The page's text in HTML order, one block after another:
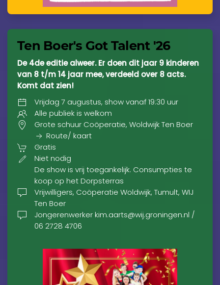
Ten Boer's Got Talent '26
De 4de editie alweer. Er doen dit jaar 9 kinderen
van 8 t/m 14 jaar mee, verdeeld over 8 acts.
Komt dat zien!
Vrijdag 7 augustus, show vanaf 19:30 uur
Alle publiek is welkom
Grote schuur Coöperatie, Woldwijk Ten Boer
Route/ kaart
Gratis
Niet nodig
De show is vrij toegankelijk. Consumpties te
koop op het Dorpsterras
Vrijwilligers, Coöperatie Woldwijk, Tumult, WIJ
Ten Boer
Jongerenwerker kim.aarts@wij.groningen.nl /
06 2728 4706